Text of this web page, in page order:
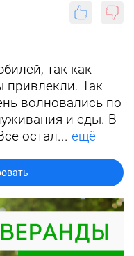
так как
привлекли. Так
волновались по
и еды. В
остал... ещё